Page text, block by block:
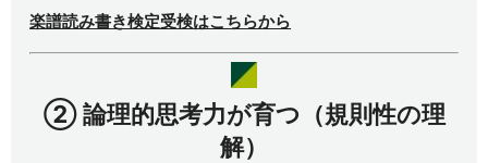
楽譜読み書き検定受検はこちらから
②論理的思考力が育つ（規則性の理
解）